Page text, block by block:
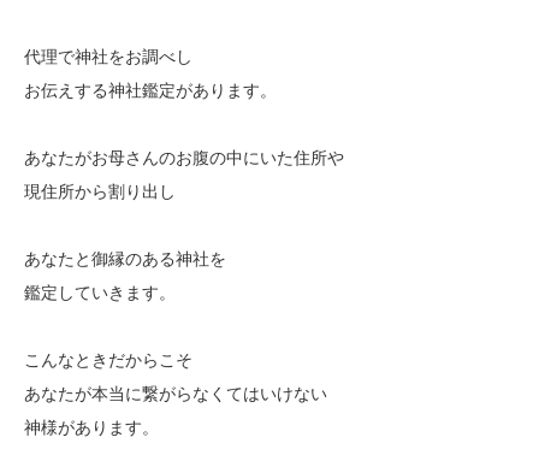
代理で神社をお調べし
お伝えする神社鑑定があります。
あなたがお母さんのお腹の中にいた住所や
現住所から割り出し
あなたと御縁のある神社を
鑑定していきます。
こんなときだからこそ
あなたが本当に繋がらなくてはいけない
神様があります。